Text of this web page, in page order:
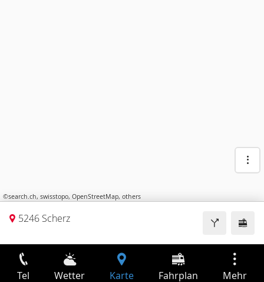
©search.ch, swisstopo, OpenStreetMap, others
5246 Scherz
Tel Wetter Karte Fahrplan Mehr